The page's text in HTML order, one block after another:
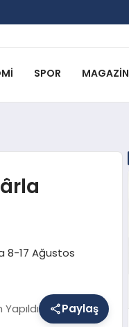
SPOR MAGAZIN
8-17 Ağustos
Paylaş